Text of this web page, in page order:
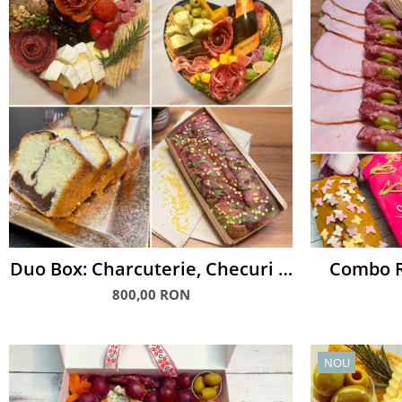
Duo Box: Charcuterie, Checuri &
Prosecco
800,00 RON
Combo
NOU